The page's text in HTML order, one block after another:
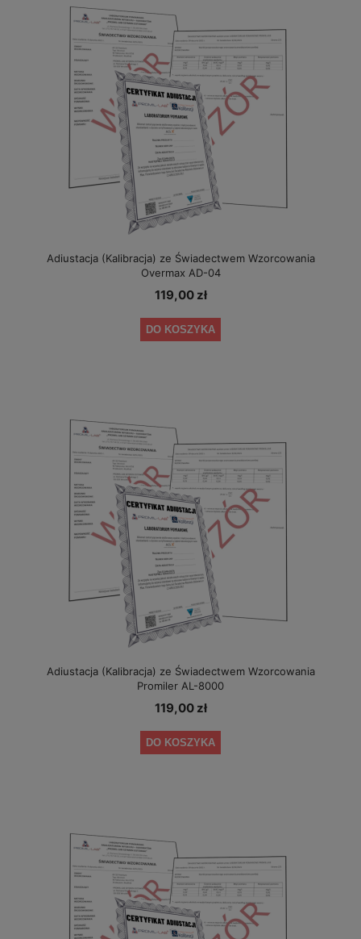
Adiustacja (Kalibracja) ze Świadectwem Wzorcowania
Overmax AD-04
119,00 zł
DO KOSZYKA
Adiustacja (Kalibracja) ze Świadectwem Wzorcowania
Promiler AL-8000
119,00 zł
DO KOSZYKA